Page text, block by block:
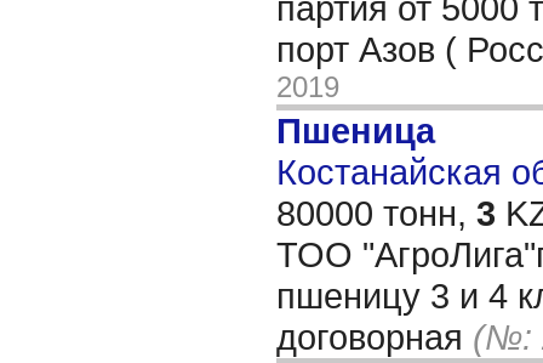
порт Азов (
2019
Пшеница
Костанайская
80000 тонн, 3
ТОО
пшеницу 3 и 4
договорная (№: